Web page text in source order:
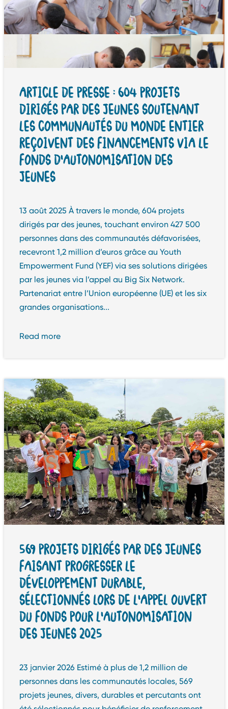
ARTICLE DE PRESSE : 604 PROJETS
DIRIGÉS PAR DES JEUNES SOUTENANT
LES COMMUNAUTÉS DU MONDE ENTIER
REÇOIVENT DES FINANCEMENTS VIA LE
FONDS D’AUTONOMISATION DES
JEUNES
13 août 2025 À travers le monde, 604 projets
dirigés par des jeunes, touchant environ 427 500
personnes dans des communautés défavorisées,
recevront 1,2 million d’euros grâce au Youth
Empowerment Fund (YEF) via ses solutions dirigées
par les jeunes via l’appel au Big Six Network.
Partenariat entre l’Union européenne (UE) et les six
grandes organisations...
Read more
569 PROJETS DIRIGÉS PAR DES JEUNES
FAISANT PROGRESSER LE
DÉVELOPPEMENT DURABLE,
SÉLECTIONNÉS LORS DE L’APPEL OUVERT
DU FONDS POUR L’AUTONOMISATION
DES JEUNES 2025
23 janvier 2026 Estimé à plus de 1,2 million de
personnes dans les communautés locales, 569
projets jeunes, divers, durables et percutants ont